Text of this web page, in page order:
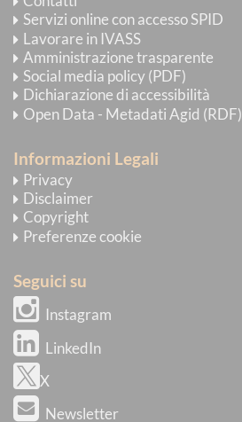
Servizi online con accesso SPID
Lavorare in IVASS
Amministrazione trasparente
Social media policy (PDF)
Dichiarazione di accessibilità
Open Data - Metadati Agid (RDF)
Informazioni Legali
Privacy
Disclaimer
Copyright
Preferenze cookie
Seguici su
Instagram
LinkedIn
X
Newsletter